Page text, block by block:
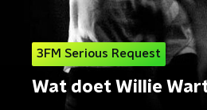
3FM Serious Request
Wat doet Willie